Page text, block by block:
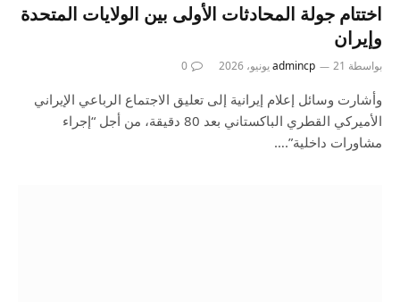
اختتام جولة المحادثات الأولى بين الولايات المتحدة
وإيران
بواسطة admincp 21 يونيو، 2026 0
وأشارت وسائل إعلام إيرانية إلى تعليق الاجتماع الرباعي الإيراني
الأميركي القطري الباكستاني بعد 80 دقيقة، من أجل “إجراء
مشاورات داخلية”.…